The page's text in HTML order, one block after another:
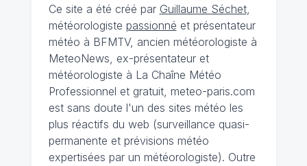
Ce site a été créé par Guillaume Séchet,
météorologiste passionné et présentateur
météo à BFMTV, ancien météorologiste à
MeteoNews, ex-présentateur et
météorologiste à La Chaîne Météo
Professionnel et gratuit, meteo-paris.com
est sans doute l'un des sites météo les
plus réactifs du web (surveillance quasi-
permanente et prévisions météo
expertisées par un météorologiste). Outre